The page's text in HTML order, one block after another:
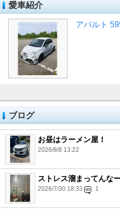
愛車紹介
アバルト
ブログ
お昼はラーメン屋！
2026/8/8 13:22
ストレス溜まってんなー
2026/7/30 18:33 1